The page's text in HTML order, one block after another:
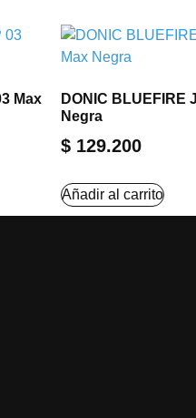
Max
DONIC BLUEFIRE
Negra
$ 129.200
Añadir al carrito